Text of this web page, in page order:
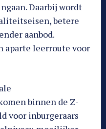
Daarbij wordt
betere
aanbod.
aparte leerroute voor
binnen de Z-
voor inburgeraars